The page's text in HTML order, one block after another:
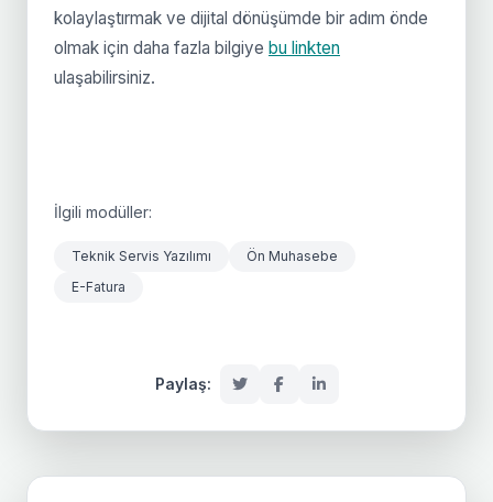
kolaylaştırmak ve dijital dönüşümde bir adım önde
olmak için daha fazla bilgiye bu linkten
ulaşabilirsiniz.
İlgili modüller:
Teknik Servis Yazılımı
Ön Muhasebe
E-Fatura
Paylaş: